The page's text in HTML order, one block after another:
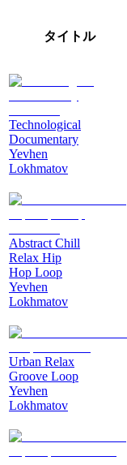
タイトル
Technological
Documentary
Yevhen
Lokhmatov
Abstract Chill
Relax Hip
Hop Loop
Yevhen
Lokhmatov
Urban Relax
Groove Loop
Yevhen
Lokhmatov